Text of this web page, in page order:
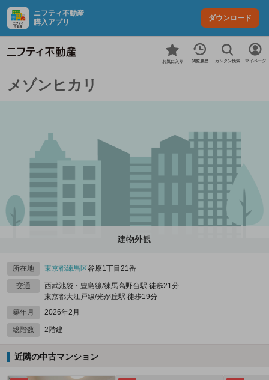
ニフティ不動産
購入アプリ
ダウンロード
お気に入り 閲覧履歴 カンタン検索 マイページ
メゾンヒカリ
建物外観
所在地 東京都練馬区谷原1丁目21番
交通
西武池袋・豊島線/練馬高野台駅 徒歩21分
東京都大江戸線/光が丘駅 徒歩19分
築年月
2026年2月
総階数 2階建
近隣の中古マンション